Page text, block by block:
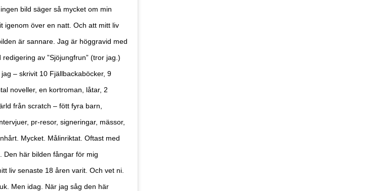
bild säger så mycket om min
igenom över en natt. Och att mitt liv
är sannare. Jag är höggravid med
av ”Sjöjungfrun” (tror jag.)
– skrivit 10 Fjällbackaböcker, 9
noveller, en kortroman, låtar, 2
från scratch – fött fyra barn,
pr-resor, signeringar, mässor,
Mycket. Målinriktat. Oftast med
Den här bilden fångar för mig
liv senaste 18 åren varit. Och vet ni.
Men idag. När jag såg den här